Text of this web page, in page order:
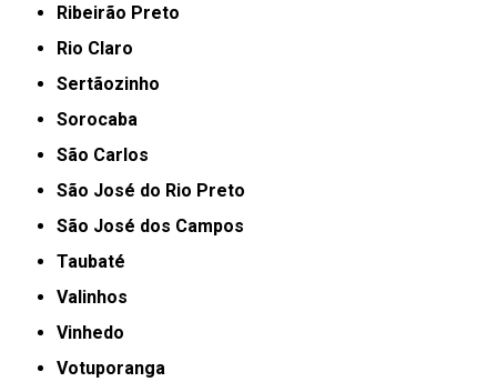
Ribeirão Preto
Rio Claro
Sertãozinho
Sorocaba
São Carlos
São José do Rio Preto
São José dos Campos
Taubaté
Valinhos
Vinhedo
Votuporanga